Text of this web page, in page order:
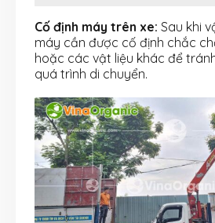
Cố định máy trên xe: Sau khi
máy cần được cố định chắc
hoặc các vật liệu khác để
quá trình di chuyển.